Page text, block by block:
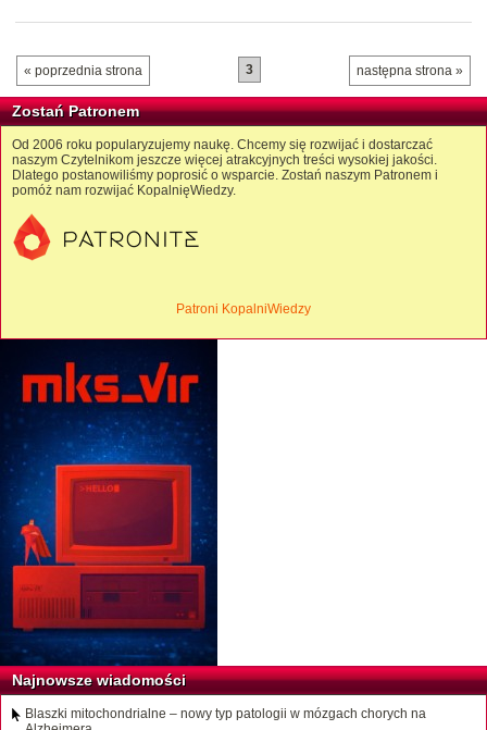
« poprzednia strona następna strona »
3
Zostań Patronem
Od 2006 roku popularyzujemy naukę. Chcemy się rozwijać i dostarczać
naszym Czytelnikom jeszcze więcej atrakcyjnych treści wysokiej jakości.
Dlatego postanowiliśmy poprosić o wsparcie. Zostań naszym Patronem i
pomóż nam rozwijać KopalnięWiedzy.
Patroni KopalniWiedzy
Najnowsze wiadomości
Blaszki mitochondrialne – nowy typ patologii w mózgach chorych na